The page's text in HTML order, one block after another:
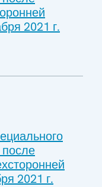
2021 г.
2021 г.